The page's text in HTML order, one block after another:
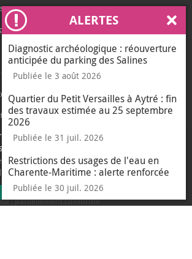
site nécessite l’usage de cookies pour des
que des cookies anonymisés de mesure
de la législation relative aux données à
savoir plussur les données personnelles
J'ai compris
le message
ALERTES
Diagnostic archéologique : réouverture
anticipée du parking des Salines
Publiée le 3 août 2026
Quartier du Petit Versailles à Aytré : fin
des travaux estimée au 25 septembre
2026
Publiée le 31 juil. 2026
Restrictions des usages de l'eau en
Charente-Maritime : alerte renforcée
Publiée le 30 juil. 2026
publiques
services
de l'Agglo
l'agglo
: partiellement conforme